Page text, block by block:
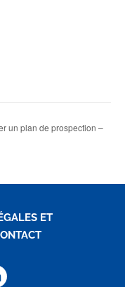
un plan de prospection –
ET